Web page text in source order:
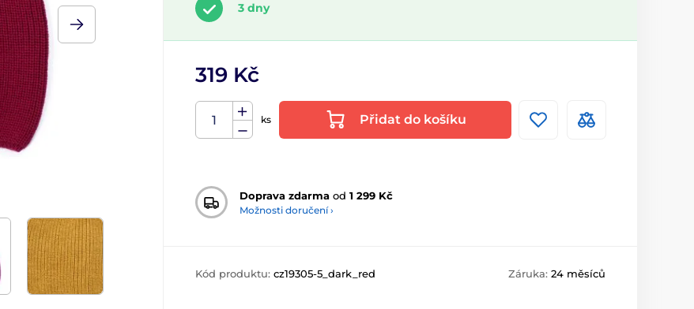
3 dny
319 Kč
ks Přidat do košíku
Doprava zdarma od 1 299 Kč
Možnosti doručení ›
Kód produktu: cz19305-5_dark_red Záruka: 24 měsíců